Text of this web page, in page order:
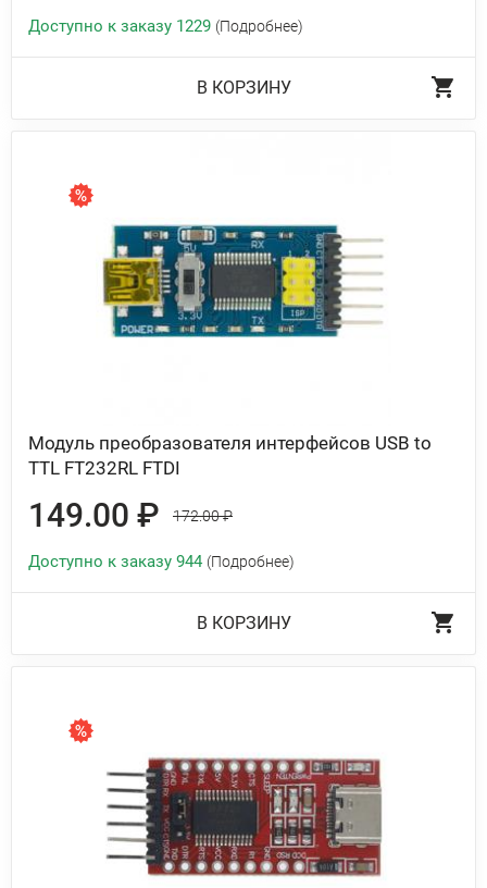
Доступно к заказу 1229 (Подробнее)
В КОРЗИНУ
Модуль преобразователя интерфейсов USB to
TTL FT232RL FTDI
149.00 ₽ 172.00 ₽
Доступно к заказу 944 (Подробнее)
В КОРЗИНУ